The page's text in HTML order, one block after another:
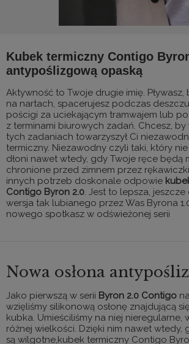
Kubek termiczny Contigo
antypoślizgową opaską
Aktywność to Twoje drugie imię. Pływasz,
na nartach, spacerujesz podczas
pościgi za uciekającym tramwajem lub
z terminami biurowych zadań. Chcesz, by
tych zadaniach towarzyszył Ci
termiczny. Niezawodny czyli taki, który
dłoni nawet wtedy, gdy Twoje ręce będą
chronione przed zimnem przez
innych potrzeb doskonale odpowie
Contigo Byron 2.0 . Jest to lepsza,
wersja tak lubianego przez Was Byrona
nowego spotkasz w odświeżonej serii
Nowa osłona
Jako pierwszą w serii Byron 2.0 Contigo
wzięliśmy silikonową osłonę znajdującą
kubka. Umieściliśmy na niej nieregularne,
różnej wielkości. Dzięki nim nawet wtedy,
są wilgotne,kubek termiczny Contigo